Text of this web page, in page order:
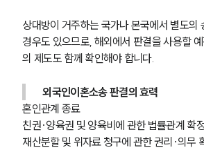
상대방이 거주하는 국가나 본국에서 별도의
경우도 있으므로, 해외에서 판결을 사용할
의 제도도 함께 확인해야 합니다.
외국인이혼소송 판결의 효력
혼인관계 종료
친권·양육권 및 양육비에 관한 법률관계 확
재산분할 및 위자료 청구에 관한 권리·의무